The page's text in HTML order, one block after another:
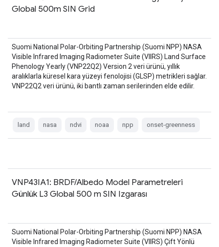
Global 500m SIN Grid
Suomi National Polar-Orbiting Partnership (Suomi NPP) NASA
Visible Infrared Imaging Radiometer Suite (VIIRS) Land Surface
Phenology Yearly (VNP22Q2) Version 2 veri ürünü, yıllık
aralıklarla küresel kara yüzeyi fenolojisi (GLSP) metrikleri sağlar.
VNP22Q2 veri ürünü, iki bantlı zaman serilerinden elde edilir.
land nasa ndvi noaa npp onset-greenness
VNP43IA1: BRDF/Albedo Model Parametreleri
Günlük L3 Global 500 m SIN Izgarası
Suomi National Polar-Orbiting Partnership (Suomi NPP) NASA
Visible Infrared Imaging Radiometer Suite (VIIRS) Çift Yönlü